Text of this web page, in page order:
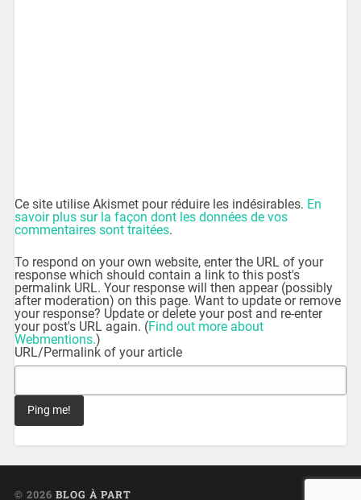
Ce site utilise Akismet pour réduire les indésirables. En
savoir plus sur la façon dont les données de vos
commentaires sont traitées.
To respond on your own website, enter the URL of your
response which should contain a link to this post's
permalink URL. Your response will then appear (possibly
after moderation) on this page. Want to update or remove
your response? Update or delete your post and re-enter
your post's URL again. (Find out more about
Webmentions.)
URL/Permalink of your article
© 2026 BLOG À PART